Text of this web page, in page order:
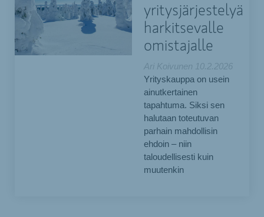
yritysjärjestelyä
harkitsevalle
omistajalle
Ari Koivunen
10.2.2026
Yrityskauppa on usein
ainutkertainen
tapahtuma. Siksi sen
halutaan toteutuvan
parhain mahdollisin
ehdoin – niin
taloudellisesti kuin
muutenkin